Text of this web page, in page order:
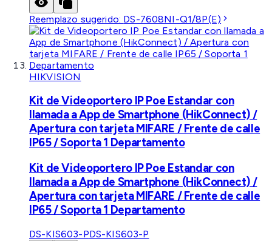
Reemplazo sugerido: DS-7608NI-Q1/8P(E)
HIKVISION
Kit de Videoportero IP Poe Estandar con
llamada a App de Smartphone (HikConnect) /
Apertura con tarjeta MIFARE / Frente de calle
IP65 / Soporta 1 Departamento
Kit de Videoportero IP Poe Estandar con
llamada a App de Smartphone (HikConnect) /
Apertura con tarjeta MIFARE / Frente de calle
IP65 / Soporta 1 Departamento
DS-KIS603-PDS-KIS603-P